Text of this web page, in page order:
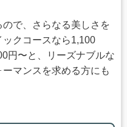
で、さらなる美しさを
ックコースなら1,100
円〜と、リーズナブルな
マンスを求める方にも